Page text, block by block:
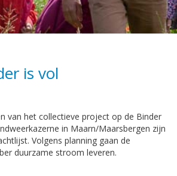
is vol
van het collectieve project op de Binder
in Maarn/Maarsbergen zijn
Volgens planning gaan de
duurzame stroom leveren.